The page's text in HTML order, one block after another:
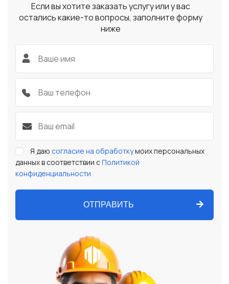
Если вы хотите заказать услугу или у вас
остались какие-то вопросы, заполните форму
ниже
Я даю согласие на обработкумоих персональных
данных в соответствии сПолитикой
конфиденциальности
ОТПРАВИТЬ